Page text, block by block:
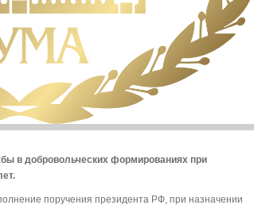
в добровольческих формированиях при
поручения президента РФ, при назначении